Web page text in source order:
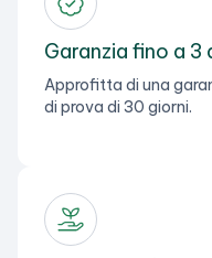
Garanzia fino a 3
Approfitta di una
di prova di 30 giorni.